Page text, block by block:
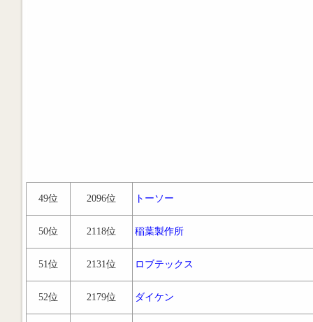
49位 2096位 トーソー
50位 2118位 稲葉製作所
51位 2131位 ロブテックス
52位 2179位 ダイケン